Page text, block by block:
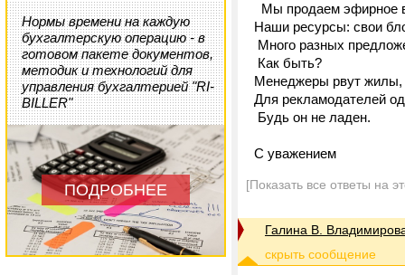
Нормы времени на каждую
бухгалтерскую операцию - в
готовом пакете документов,
методик и технологий для
управления бухгалтерией "RI-
BILLER"
ПОДРОБНЕЕ
Мы продаем эфирное
Наши ресурсы: свои
Много разных
Как быть?
Менеджеры рвут жилы,
Для рекламодателей
Будь он не ладен.
С уважением
[Показать все ответы на
Галина В.